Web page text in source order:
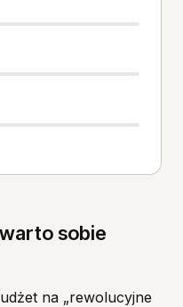
sobie
na „rewolucyjne